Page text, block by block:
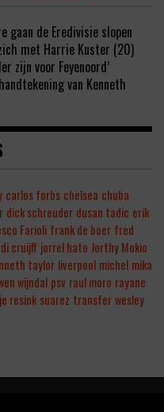
gaan de Eredivisie slopen
met Harrie Kuster (20)
zijn voor Feyenoord’
van Kenneth
carlos forbs chelsea chuba
dick schreuder dusan tadic erik
Farioli frank de boer fred
cruijff jorrel hato Jorthy Mokio
taylor liverpool michel mika
wijndal psv raul moro rayane
resink suarez transferwesley